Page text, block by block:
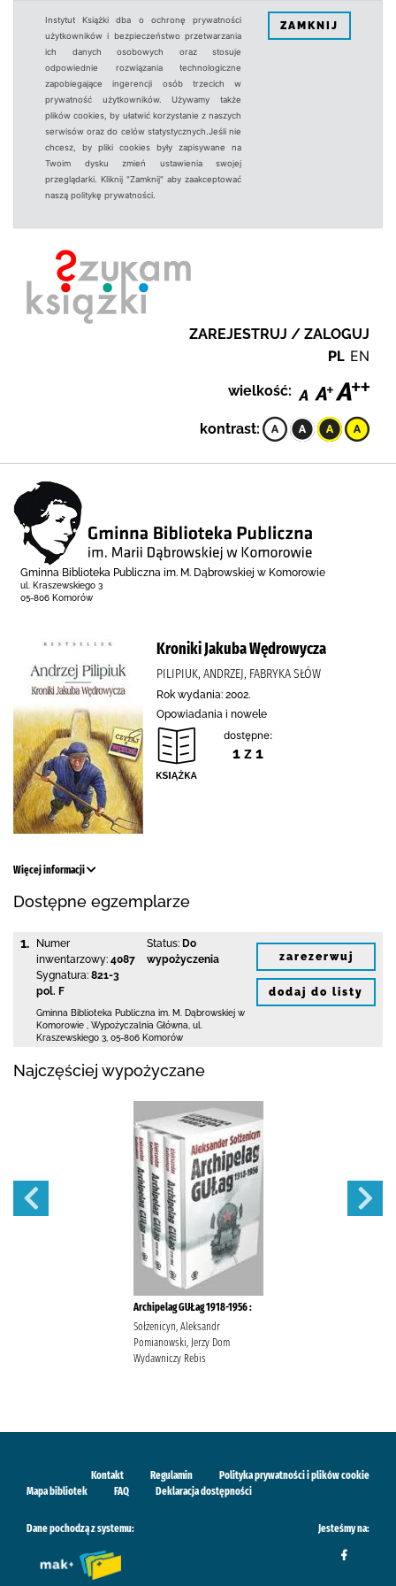
Instytut Książki dba o ochronę prywatności
użytkowników i bezpieczeństwo przetwarzania
ich danych osobowych oraz stosuje
odpowiednie rozwiązania technologiczne
zapobiegające ingerencji osób trzecich w
prywatność użytkowników. Używamy także
plików cookies, by ułatwić korzystanie z naszych
serwisów oraz do celów statystycznych.Jeśli nie
chcesz, by pliki cookies były zapisywane na
Twoim dysku zmień ustawienia swojej
przeglądarki. Kliknij "Zamknij" aby zaakceptować
naszą politykę prywatności.
ZAMKNIJ
ZAREJESTRUJ / ZALOGUJ
PL EN
wielkość:
kontrast:
Gminna Biblioteka Publiczna im. M. Dąbrowskiej w Komorowie
ul. Kraszewskiego 3
05-806 Komorów
Kroniki Jakuba Wędrowycza
PILIPIUK, ANDRZEJ, FABRYKA SŁÓW
Rok wydania: 2002.
Opowiadania i nowele
dostępne:
1 z 1
Więcej informacji
Dostępne egzemplarze
1.
Numer
inwentarzowy: 4087
Sygnatura: 821-3
pol. F
Status: Do
wypożyczenia
Gminna Biblioteka Publiczna im. M. Dąbrowskiej w
Komorowie
Wypożyczalnia Główna, ul.
Kraszewskiego 3 05-806 Komorów
zarezerwuj
dodaj do listy
Najczęściej wypożyczane
Archipelag GUŁag 1918-1956 :
Sołżenicyn, Aleksandr
Pomianowski, Jerzy Dom
Wydawniczy Rebis
Kontakt Regulamin
Polityka prywatności i plików cookie
Mapa bibliotek
FAQ Deklaracja dostępności
Dane pochodzą z systemu: Jesteśmy na: